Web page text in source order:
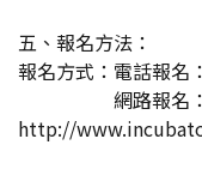
五、報名方法：
報名方式：電話報名
網路報名：
http://